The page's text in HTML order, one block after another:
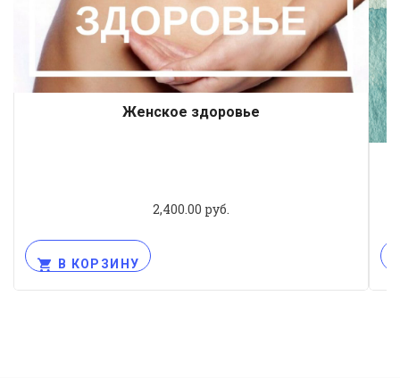
Женское здоровье
2,400.00 руб.
В КОРЗИНУ